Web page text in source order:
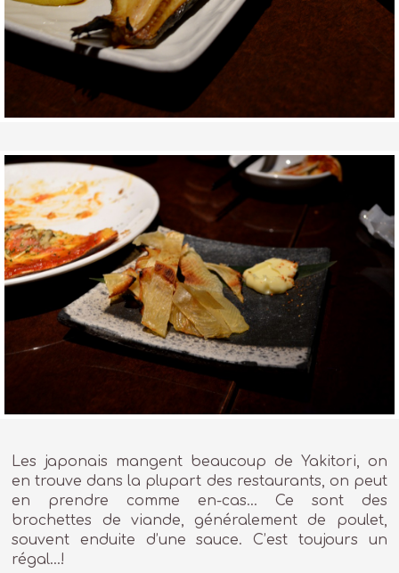
Les japonais mangent beaucoup de Yakitori, on
en trouve dans la plupart des restaurants, on peut
en prendre comme en-cas… Ce sont des
brochettes de viande, généralement de poulet,
souvent enduite d’une sauce. C’est toujours un
régal…!